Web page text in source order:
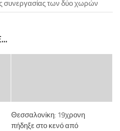
συνεργασίας των δύο χωρών
Θεσσαλονίκη: 19χρονη
πήδηξε στο κενό από